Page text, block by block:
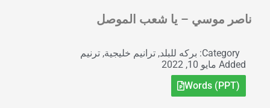
ناصر موسي – يا شعب الموصل
Category: بركه للبلد, ترانيم خليجية, ترنيم
Added مايو 10, 2022
Words (PPT)